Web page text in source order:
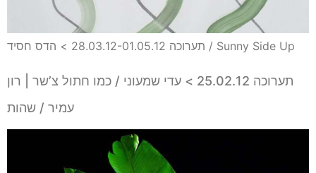
תערוכה 28.03.12-01.05.12 > הדס חסיד / Sunny Side Up
תערוכה 25.02.12 > עדי שמעוני / כמו חתול צ’שר | רון
עמיר / שהות